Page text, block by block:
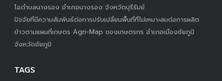
โอตำบลนางรอง อำเภอนางรอง จังหวัดบุรีรัมย์
ปัจจัยที่มีความสัมพันธ์ต่อการปรับเปลี่ยนพื้นที่ที่ไม่เหมาะสมต่อการผลิต
ข้าวตามแผนที่เกษตร Agri-Map ของเกษตรกร อำเภอเมืองชัยภูมิ
จังหวัดชัยภูมิ
TAGS